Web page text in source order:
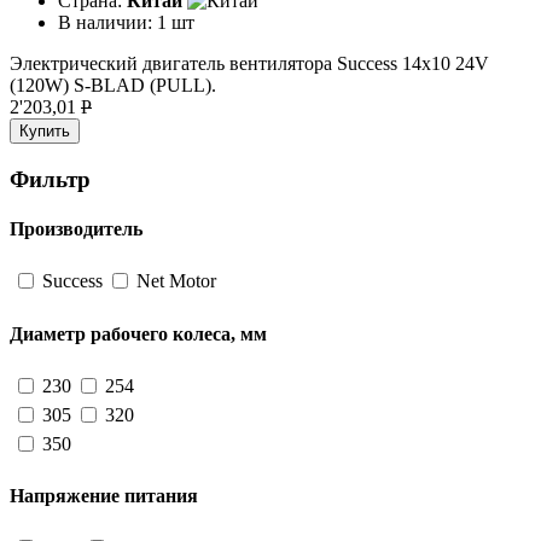
В наличии: 1 шт
Электрический двигатель вентилятора Success 14x10 24V
(120W) S-BLAD (PULL).
2'203,01 P
Купить
Фильтр
Производитель
Success Net Motor
Диаметр рабочего колеса, мм
230
254
305
320
350
Напряжение питания